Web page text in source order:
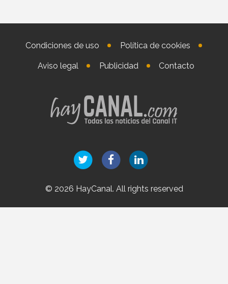
Condiciones de uso Política de cookies
Aviso legal Publicidad Contacto
© 2026 HayCanal. All rights reserved